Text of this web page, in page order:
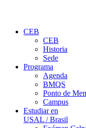
CEB
CEB
Historia
Sede
Programa
Agenda
BMQS
Ponto de
Campus
Estudiar en
USAL / Brasil